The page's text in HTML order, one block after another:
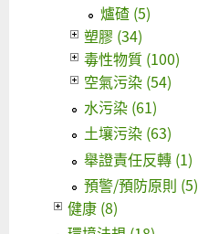
爐碴 (5)
塑膠 (34)
毒性物質 (100)
空氣污染 (54)
水污染 (61)
土壤污染 (63)
舉證責任反轉 (1)
預警/預防原則 (5)
健康 (8)